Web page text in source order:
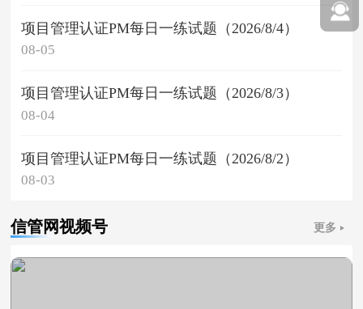
项目管理认证PM每日一练试题（2026/8/4）
08-05
项目管理认证PM每日一练试题（2026/8/3）
08-04
项目管理认证PM每日一练试题（2026/8/2）
08-03
信管网视频号 更多